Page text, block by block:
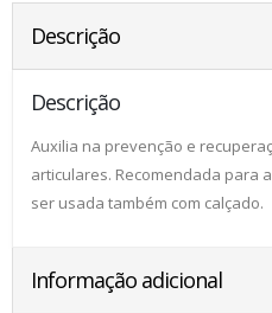
Descrição
Descrição
Auxilia na prevenção e
articulares. Recomendada para
ser usada também com calçado.
Informação adicional